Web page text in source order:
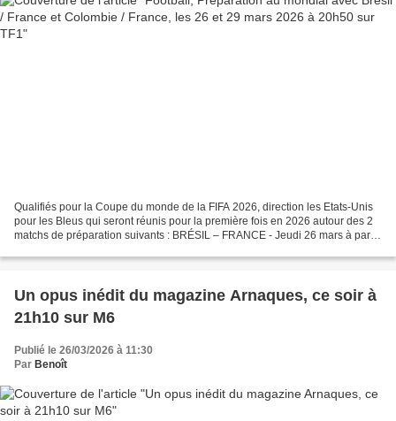
Qualifiés pour la Coupe du monde de la FIFA 2026, direction les Etats-Unis
pour les Bleus qui seront réunis pour la première fois en 2026 autour des 2
matchs de préparation suivants : BRÉSIL – FRANCE - Jeudi 26 mars à partir
Un opus inédit du magazine Arnaques, ce soir à
21h10 sur M6
Publié le 26/03/2026 à 11:30
Par Benoît